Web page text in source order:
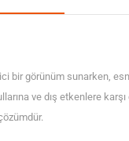
Kaplama
adet
görünüm sunarken,
ve dış etkenlere